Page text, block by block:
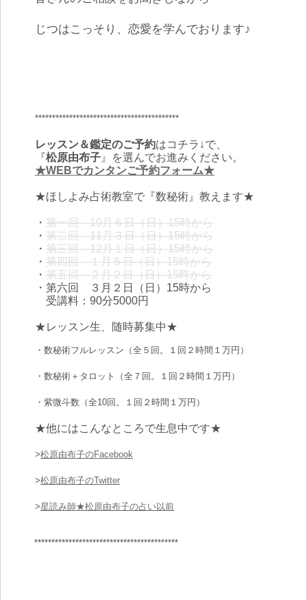
じつはこっそり、恋愛を学んでおります♪
******************************************
レッスン＆鑑定のご予約はコチラ↓で、
『松原由布子』を選んでお進みください。
★WEBでカンタンご予約フォーム★
★ほしよみ占術教室で『数秘術』教えます★
・ 第一回 10月６日（日）15時から
・ 第二回 11月３日（日）15時から
・ 第三回 12月１日（日）15時から
・ 第四回 １月５日（日）15時から
・ 第五回 ２月２日（日）15時から
・第六回 ３月２日（日）15時から
受講料：90分5000円
★レッスン生、随時募集中★
・数秘術フルレッスン（全５回。１回２時間１万円）
・数秘術＋タロット（全７回。１回２時間１万円）
・紫微斗数（全10回。１回２時間１万円）
★他にはこんなところで生息中です★
>松原由布子のFacebook
>松原由布子のTwitter
>星読み師★松原由布子の占い以前
******************************************